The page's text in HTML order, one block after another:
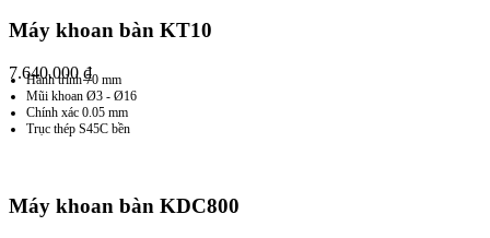
Máy khoan bàn KT10
7.640.000 ₫
Hành trình 70 mm
Mũi khoan Ø3 - Ø16
Chính xác 0.05 mm
Trục thép S45C bền
Máy khoan bàn KDC800